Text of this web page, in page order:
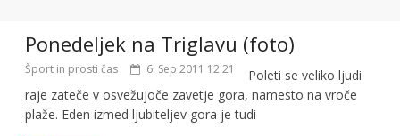
Ponedeljek na Triglavu (foto)
Šport in prosti čas 6. Sep 2011 12:21
Poleti se veliko ljudi
raje zateče v osvežujoče zavetje gora, namesto na vroče
plaže. Eden izmed ljubiteljev gora je tudi